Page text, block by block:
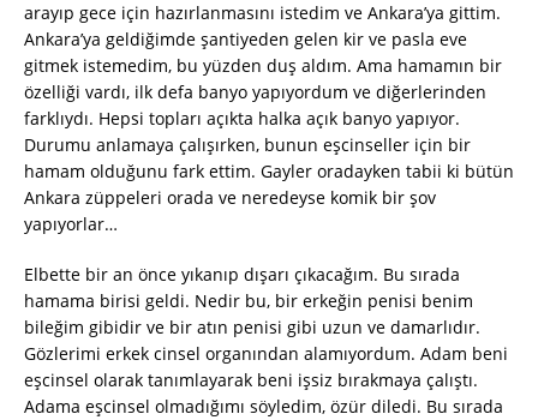
arayıp gece için hazırlanmasını istedim ve Ankara’ya gittim.
Ankara’ya geldiğimde şantiyeden gelen kir ve pasla eve
gitmek istemedim, bu yüzden duş aldım. Ama hamamın bir
özelliği vardı, ilk defa banyo yapıyordum ve diğerlerinden
farklıydı. Hepsi topları açıkta halka açık banyo yapıyor.
Durumu anlamaya çalışırken, bunun eşcinseller için bir
hamam olduğunu fark ettim. Gayler oradayken tabii ki bütün
Ankara züppeleri orada ve neredeyse komik bir şov
yapıyorlar…
Elbette bir an önce yıkanıp dışarı çıkacağım. Bu sırada
hamama birisi geldi. Nedir bu, bir erkeğin penisi benim
bileğim gibidir ve bir atın penisi gibi uzun ve damarlıdır.
Gözlerimi erkek cinsel organından alamıyordum. Adam beni
eşcinsel olarak tanımlayarak beni işsiz bırakmaya çalıştı.
Adama eşcinsel olmadığımı söyledim, özür diledi. Bu sırada